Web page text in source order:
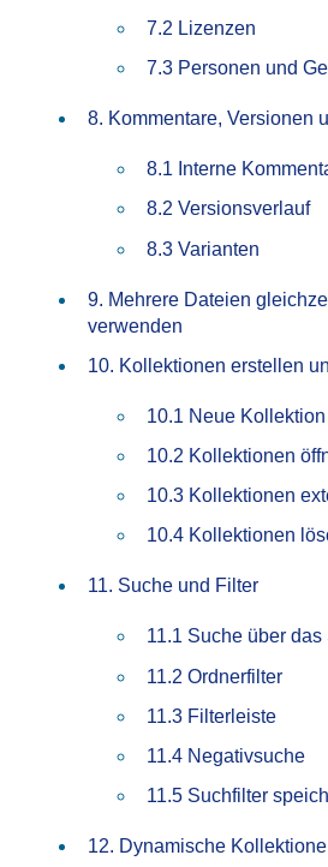
7.2 Lizenzen
7.3 Personen und
8. Kommentare, Versionen
8.1 Interne
8.2 Versionsverlauf
8.3 Varianten
9. Mehrere Dateien
verwenden
10. Kollektionen erstellen
10.1 Neue
10.2 Kollektionen
10.3 Kollektionen
10.4 Kollektionen
11. Suche und Filter
11.1 Suche über das
11.2 Ordnerfilter
11.3 Filterleiste
11.4 Negativsuche
11.5 Suchfilter
12. Dynamische